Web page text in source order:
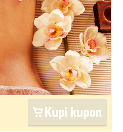
Kupi kupon